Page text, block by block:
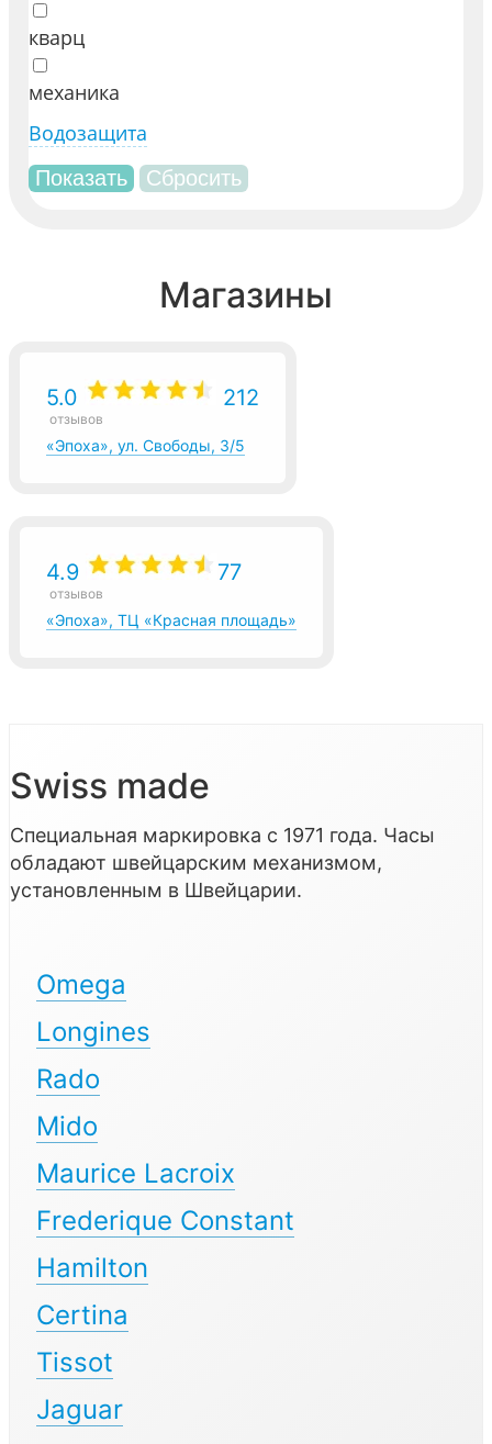
кварц
механика
Водозащита
Магазины
5.0 212
отзывов
«Эпоха», ул. Свободы, 3/5
4.9 77
отзывов
«Эпоха», ТЦ «Красная площадь»
Swiss made
Специальная маркировка с 1971 года. Часы
обладают швейцарским механизмом,
установленным в Швейцарии.
Omega
Longines
Rado
Mido
Maurice Lacroix
Frederique Constant
Hamilton
Certina
Tissot
Jaguar